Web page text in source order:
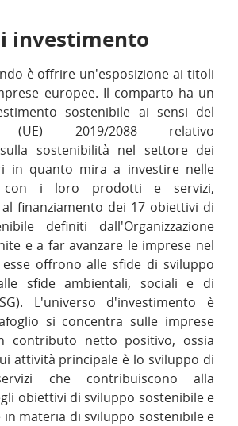
investimento
è offrire un'esposizione ai titoli
europee. Il comparto ha un
sostenibile ai sensi del
(UE) 2019/2088 relativo
sostenibilità nel settore dei
in quanto mira a investire nelle
con i loro prodotti e servizi,
finanziamento dei 17 obiettivi di
definiti dall'Organizzazione
e a far avanzare le imprese nel
offrono alle sfide di sviluppo
sfide ambientali, sociali e di
L'universo d'investimento è
si concentra sulle imprese
contributo netto positivo, ossia
attività principale è lo sviluppo di
che contribuiscono alla
obiettivi di sviluppo sostenibile e
in materia di sviluppo sostenibile e